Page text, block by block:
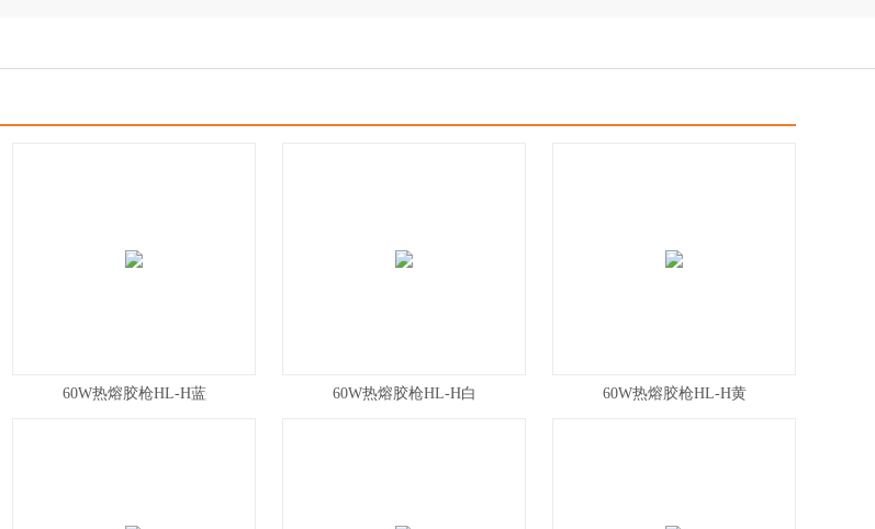
60W热熔胶枪HL-H蓝 60W热熔胶枪HL-H白 60W热熔胶枪HL-H黄